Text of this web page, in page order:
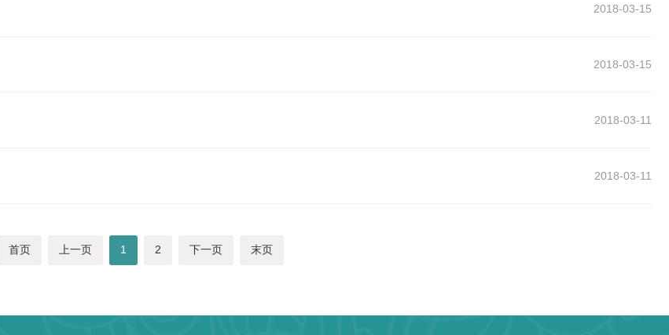
2018-03-15
2018-03-15
2018-03-11
2018-03-11
首页 上一页 1 2 下一页 末页